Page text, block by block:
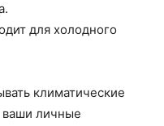
для холодного
климатические
ваши личные